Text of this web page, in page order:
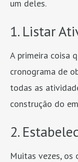
um deles.
1. Listar
A primeira coisa
cronograma de
todas as
construção do
2.
Muitas vezes, os